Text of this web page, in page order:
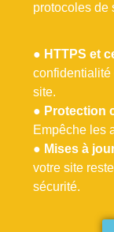
protocoles de
● HTTPS et
confidentialité
site.
● Protection
Empêche les
● Mises à
votre site
sécurité.